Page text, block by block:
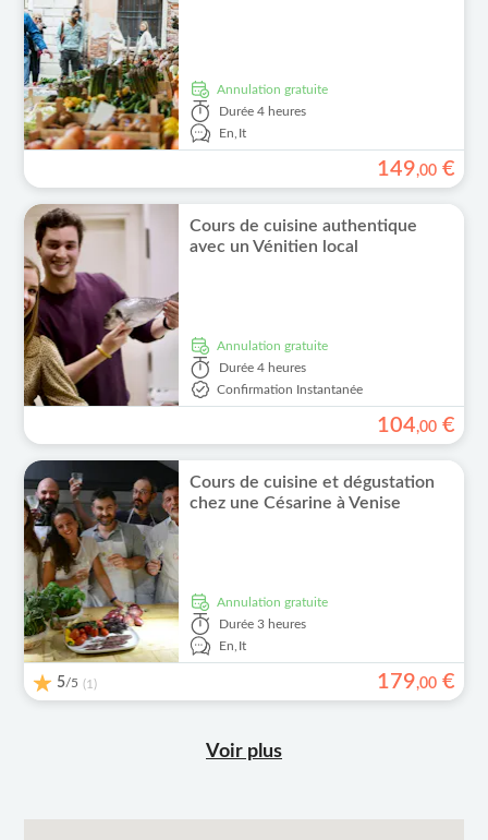
Annulation gratuite
Durée 4 heures
En,It
149,00 €
Cours de cuisine authentique
avec un Vénitien local
Annulation gratuite
Durée 4 heures
Confirmation Instantanée
104,00 €
Cours de cuisine et dégustation
chez une Césarine à Venise
Annulation gratuite
Durée 3 heures
En,It
5/5 (1) 179,00 €
Voir plus